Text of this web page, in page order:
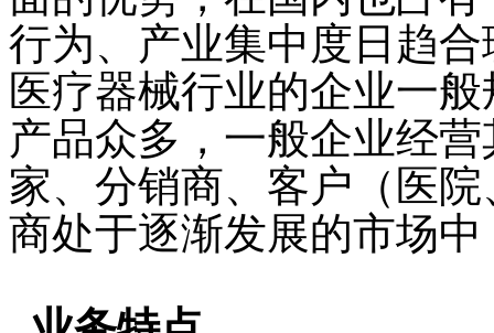
行为、产业集中度日趋合
医疗器械行业的企业一
产品众多，一般企业经
家、分销商、客户（医
商处于逐渐发展的市场